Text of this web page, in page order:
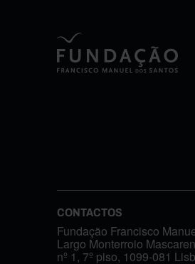
CONTACTOS
Fundação Francisco
Largo Monterroio
nº 1, 7º piso, 1099-081